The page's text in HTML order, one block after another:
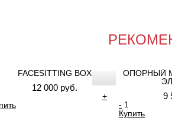
FACESITTING BOX
12 000 руб.
+
ОПОРНЫЙ
9
-
Купить